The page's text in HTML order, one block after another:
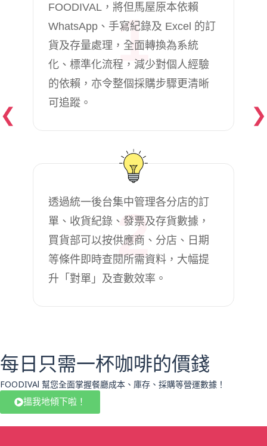
❮ ❯
FOODIVAL，將但馬屋原本依賴
WhatsApp、手寫紀錄及 Excel 的訂
貨及存量處理，全面轉換為系統
化、標準化流程，減少對個人經驗
的依賴，亦令整個採購步驟更清晰
可追蹤。​
1
透過統一後台集中管理各分店的訂
單、收貨紀錄、發票及存貨數據，
買貨部可以按供應商、分店、日期
等條件即時查閱所需資料，大幅提
升「對單」及查數效率。
2
每日只需一杯咖啡的價錢
FOODIVAl 幫您全面掌握餐廳成本、庫存、採購等營運數據！
搵我地傾下啦！